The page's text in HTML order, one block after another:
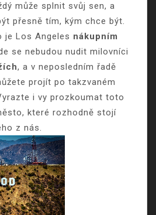
může splnit svůj sen, a
přesně tím, kým chce být.
je Los Angeles nákupním
se nebudou nudit milovníci
, a v neposledním řadě
projít po takzvaném
i vy prozkoumat toto
které rozhodně stojí
z nás.